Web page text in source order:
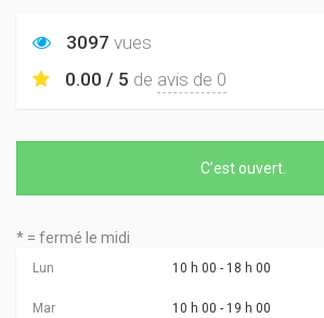
3097 vues
0.00 / 5 de avis de 0
C’est ouvert.
* = fermé le midi
Lun 10 h 00 - 18 h 00
Mar 10 h 00 - 19 h 00